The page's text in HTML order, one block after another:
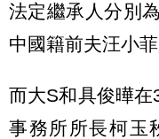
法定繼承人分別
中國籍前夫汪小
而大S和具俊曄
事務所所長柯玉